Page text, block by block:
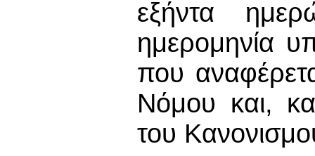
εξήντα
ημερομηνία
που
Νόμου και,
του